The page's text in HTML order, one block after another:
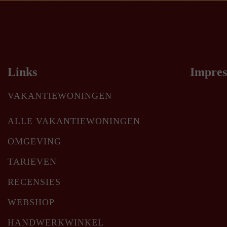
Links
VAKANTIEWONINGEN
ALLE VAKANTIEWONINGEN
OMGEVING
TARIEVEN
RECENSIES
WEBSHOP
HANDWERKWINKEL